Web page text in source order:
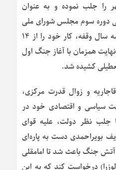
را جلب نموده و به عنوان
دوره سوم مجلس شورای ملی
شود. این دوره که پس از سه سال وقفه، کار خود را از ۱۴
در نهایت همزمان با آغاز جنگ اول
و زوال قدرت مرکزی،
سیاسی و اقتصادی خود در
جلب نظر دولت، علیه قوای
بویراحمدی دست به پاره‌ای
آتش جنگ باعث شد تا امامقلی
درخواست کند که به این